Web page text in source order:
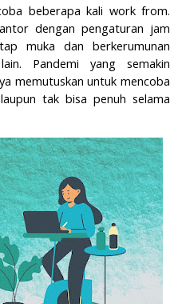
beberapa kali work from.
dengan pengaturan jam
muka dan berkerumunan
Pandemi yang semakin
memutuskan untuk mencoba
tak bisa penuh selama